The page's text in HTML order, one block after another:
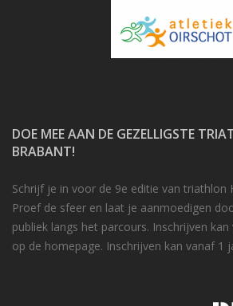
DOE MEE AAN DE GEZELLIGSTE
BRABANT!
Schrijf je in voor de 9e editie van triathlon
Proef de sfeer en laat je aanmoedigen
publiek langs het parcours. Inschrijven
op de homepage. Inschrijven kan vanaf 1